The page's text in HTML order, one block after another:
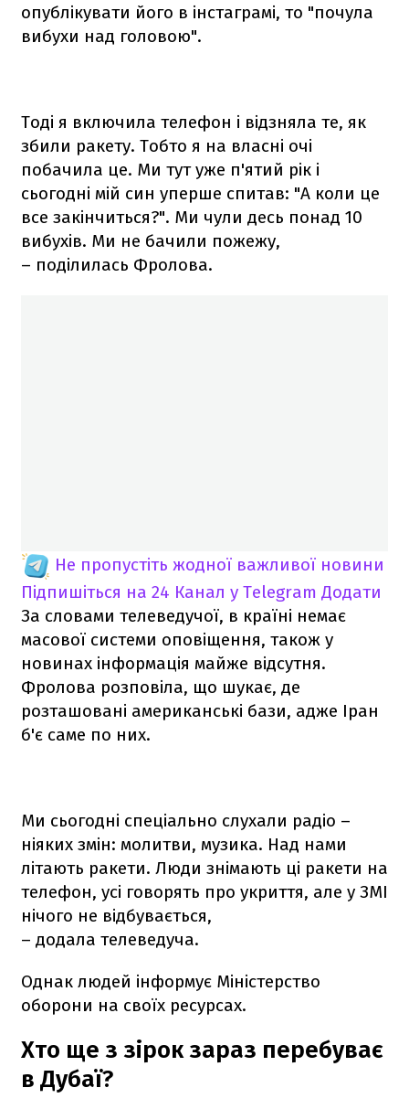
опублікувати його в інстаграмі, то "почула
вибухи над головою".
Тоді я включила телефон і відзняла те, як
збили ракету. Тобто я на власні очі
побачила це. Ми тут уже п'ятий рік і
сьогодні мій син уперше спитав: "А коли це
все закінчиться?". Ми чули десь понад 10
вибухів. Ми не бачили пожежу,
– поділилась Фролова.
Не пропустіть жодної важливої новини
Підпишіться на 24 Канал у Telegram Додати
За словами телеведучої, в країні немає
масової системи оповіщення, також у
новинах інформація майже відсутня.
Фролова розповіла, що шукає, де
розташовані американські бази, адже Іран
б'є саме по них.
Ми сьогодні спеціально слухали радіо –
ніяких змін: молитви, музика. Над нами
літають ракети. Люди знімають ці ракети на
телефон, усі говорять про укриття, але у ЗМІ
нічого не відбувається,
– додала телеведуча.
Однак людей інформує Міністерство
оборони на своїх ресурсах.
Хто ще з зірок зараз перебуває
в Дубаї?